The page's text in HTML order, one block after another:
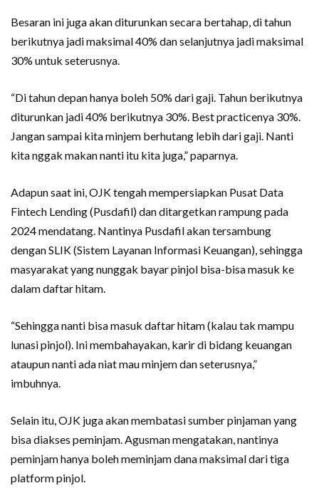
Besaran ini juga akan diturunkan secara bertahap, di tahun
berikutnya jadi maksimal 40% dan selanjutnya jadi maksimal
30% untuk seterusnya.
“Di tahun depan hanya boleh 50% dari gaji. Tahun berikutnya
diturunkan jadi 40% berikutnya 30%. Best practicenya 30%.
Jangan sampai kita minjem berhutang lebih dari gaji. Nanti
kita nggak makan nanti itu kita juga,” paparnya.
Adapun saat ini, OJK tengah mempersiapkan Pusat Data
Fintech Lending (Pusdafil) dan ditargetkan rampung pada
2024 mendatang. Nantinya Pusdafil akan tersambung
dengan SLIK (Sistem Layanan Informasi Keuangan), sehingga
masyarakat yang nunggak bayar pinjol bisa-bisa masuk ke
dalam daftar hitam.
“Sehingga nanti bisa masuk daftar hitam (kalau tak mampu
lunasi pinjol). Ini membahayakan, karir di bidang keuangan
ataupun nanti ada niat mau minjem dan seterusnya,”
imbuhnya.
Selain itu, OJK juga akan membatasi sumber pinjaman yang
bisa diakses peminjam. Agusman mengatakan, nantinya
peminjam hanya boleh meminjam dana maksimal dari tiga
platform pinjol.